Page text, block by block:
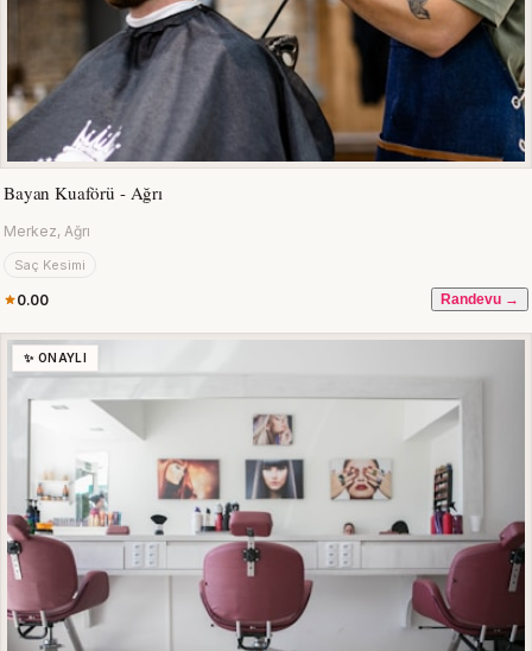
Bayan Kuaförü - Ağrı
Merkez, Ağrı
Saç Kesimi
0.00 Randevu →
✨ ONAYLI